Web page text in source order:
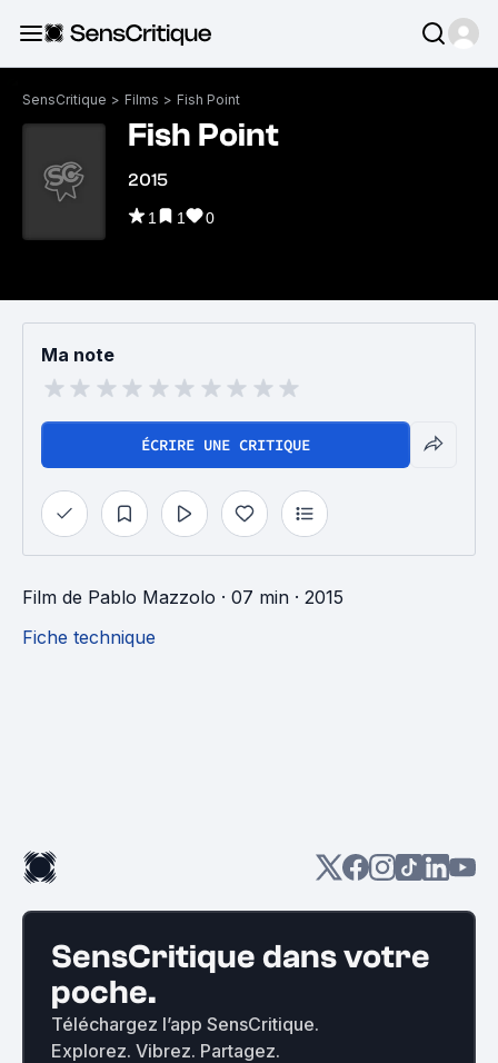
SensCritique > Films > Fish Point
Fish Point
2015
1 1 0
Ma note
ÉCRIRE UNE CRITIQUE
Film de Pablo Mazzolo · 07 min · 2015
Fiche technique
SensCritique dans votre
poche.
Téléchargez l’app SensCritique.
Explorez. Vibrez. Partagez.